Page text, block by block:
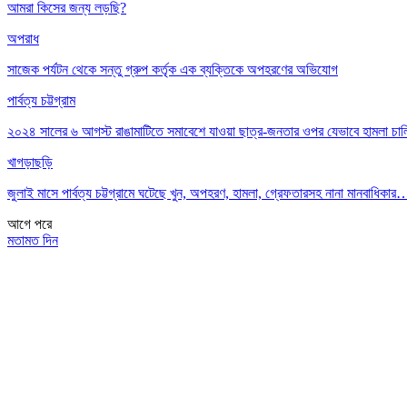
আমরা কিসের জন্য লড়ছি?
অপরাধ
সাজেক পর্যটন থেকে সন্তু গ্রুপ কর্তৃক এক ব্যক্তিকে অপহরণের অভিযোগ
পার্বত্য চট্টগ্রাম
২০২৪ সালের ৬ আগস্ট রাঙামাটিতে সমাবেশে যাওয়া ছাত্র-জনতার ওপর যেভাবে হামলা
খাগড়াছড়ি
জুলাই মাসে পার্বত্য চট্টগ্রামে ঘটেছে খুন, অপহরণ, হামলা, গ্রেফতারসহ নানা
আগে পরে
মতামত দিন